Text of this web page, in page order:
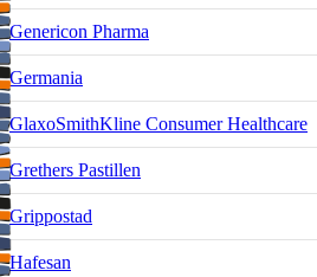
Genericon Pharma
Germania
GlaxoSmithKline Consumer Healthcare
Grethers Pastillen
Grippostad
Hafesan